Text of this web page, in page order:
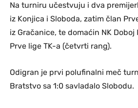
Na turniru učestvuju i dva
iz Konjica i Sloboda, zatim član
iz Gračanice, te domaćin NK Doboj
Prve lige TK-a (četvrti rang).
Odigran je prvi polufinalni meč
Bratstvo sa 1:0 savladalo Slobodu.